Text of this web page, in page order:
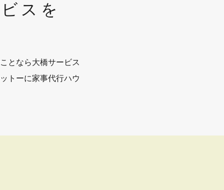
スを
となら大橋サービス
トーに家事代行ハウ